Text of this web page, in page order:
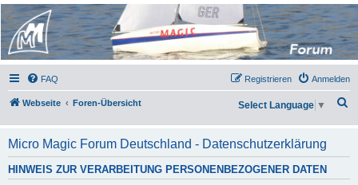
Micro Magic Forum
Deutschland
FAQ Anmelden
Registrieren
Webseite Foren-Übersicht
h
e
Select Language ▼
Micro Magic Forum Deutschland - Datenschutzerklärung
HINWEIS ZUR VERARBEITUNG PERSONENBEZOGENER DATEN